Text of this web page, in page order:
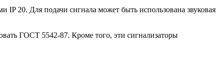
IP 20. Для подачи сигнала может быть использована звуковая
ГОСТ 5542-87. Кроме того, эти сигнализаторы